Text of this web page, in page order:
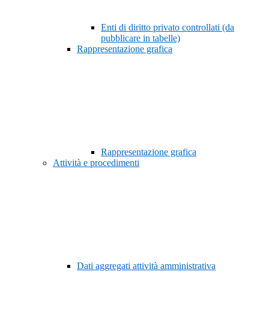
Enti di diritto privato controllati (da
pubblicare in tabelle)
Rappresentazione grafica
Rappresentazione grafica
Attività e procedimenti
Dati aggregati attività amministrativa